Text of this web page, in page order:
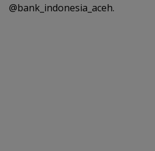
@bank_indonesia_aceh.